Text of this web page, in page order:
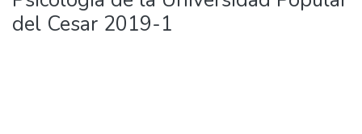
del Cesar 2019-1